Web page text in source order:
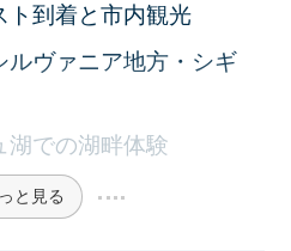
ト到着と市内観光
ルヴァニア地方・シギ
湖での湖畔体験
と見る